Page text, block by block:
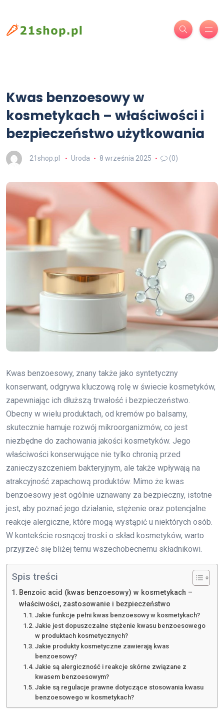
Kwas benzoesowy w
kosmetykach – właściwości i
bezpieczeństwo użytkowania
21shop.pl Uroda 8 września 2025 (0)
Kwas benzoesowy, znany także jako syntetyczny
konserwant, odgrywa kluczową rolę w świecie kosmetyków,
zapewniając ich dłuższą trwałość i bezpieczeństwo.
Obecny w wielu produktach, od kremów po balsamy,
skutecznie hamuje rozwój mikroorganizmów, co jest
niezbędne do zachowania jakości kosmetyków. Jego
właściwości konserwujące nie tylko chronią przed
zanieczyszczeniem bakteryjnym, ale także wpływają na
atrakcyjność zapachową produktów. Mimo że kwas
benzoesowy jest ogólnie uznawany za bezpieczny, istotne
jest, aby poznać jego działanie, stężenie oraz potencjalne
reakcje alergiczne, które mogą wystąpić u niektórych osób.
W kontekście rosnącej troski o skład kosmetyków, warto
przyjrzeć się bliżej temu wszechobecnemu składnikowi.
Spis treści
Benzoic acid (kwas benzoesowy) w kosmetykach –
właściwości, zastosowanie i bezpieczeństwo
Jakie funkcje pełni kwas benzoesowy w kosmetykach?
Jakie jest dopuszczalne stężenie kwasu benzoesowego
w produktach kosmetycznych?
Jakie produkty kosmetyczne zawierają kwas
benzoesowy?
Jakie są alergiczność i reakcje skórne związane z
kwasem benzoesowym?
Jakie są regulacje prawne dotyczące stosowania kwasu
benzoesowego w kosmetykach?